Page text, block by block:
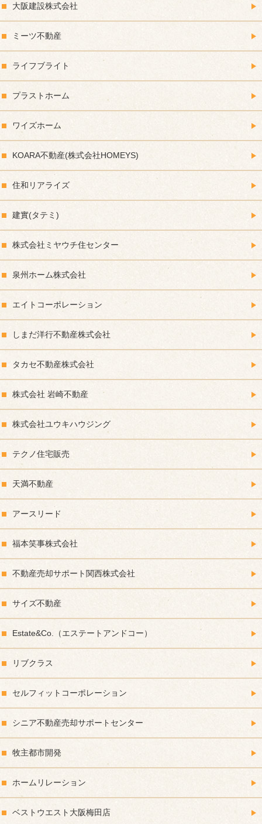
大阪建設株式会社
ミーツ不動産
ライフブライト
プラストホーム
ワイズホーム
KOARA不動産(株式会社HOMEYS)
住和リアライズ
建實(タテミ)
株式会社ミヤウチ住センター
泉州ホーム株式会社
エイトコーポレーション
しまだ洋行不動産株式会社
タカセ不動産株式会社
株式会社 岩崎不動産
株式会社ユウキハウジング
テクノ住宅販売
天満不動産
アースリード
福本笑事株式会社
不動産売却サポート関西株式会社
サイズ不動産
Estate&Co.（エステートアンドコー）
リブクラス
セルフィットコーポレーション
シニア不動産売却サポートセンター
牧主都市開発
ホームリレーション
ベストウエスト大阪梅田店